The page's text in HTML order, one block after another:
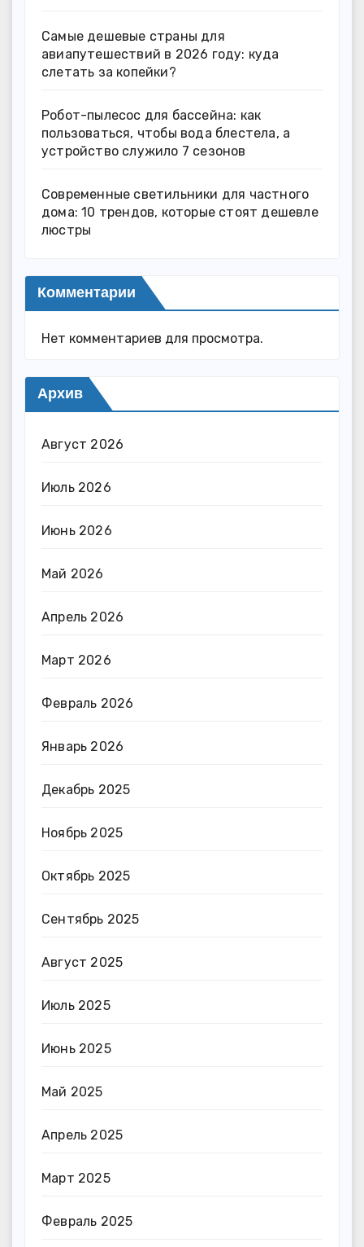
Самые дешевые страны для
авиапутешествий в 2026 году: куда
слетать за копейки?
Робот-пылесос для бассейна: как
пользоваться, чтобы вода блестела, а
устройство служило 7 сезонов
Современные светильники для частного
дома: 10 трендов, которые стоят дешевле
люстры
Комментарии
Нет комментариев для просмотра.
Архив
Август 2026
Июль 2026
Июнь 2026
Май 2026
Апрель 2026
Март 2026
Февраль 2026
Январь 2026
Декабрь 2025
Ноябрь 2025
Октябрь 2025
Сентябрь 2025
Август 2025
Июль 2025
Июнь 2025
Май 2025
Апрель 2025
Март 2025
Февраль 2025